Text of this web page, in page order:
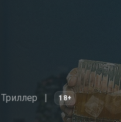
Триллер 18+